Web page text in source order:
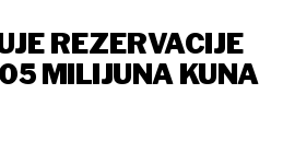
REZERVACIJE
MILIJUNA KUNA